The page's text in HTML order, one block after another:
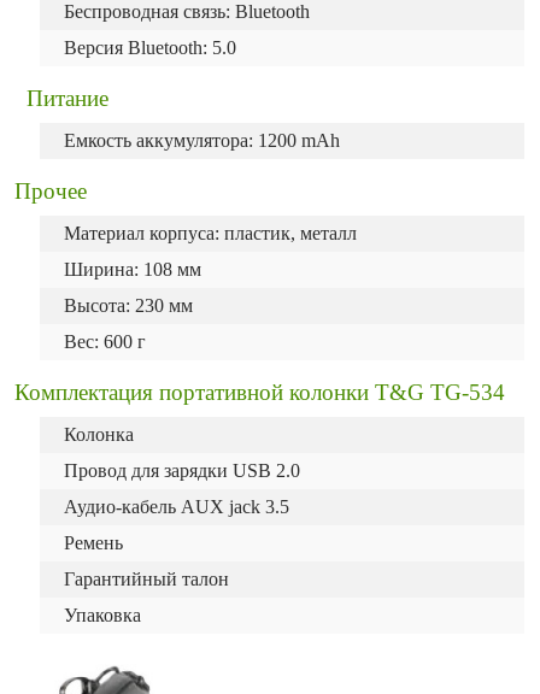
Беспроводная связь: Bluetooth
Версия Bluetooth: 5.0
Питание
Емкость аккумулятора: 1200 mAh
Прочее
Материал корпуса: пластик, металл
Ширина: 108 мм
Высота: 230 мм
Вес: 600 г
Комплектация портативной колонки T&G TG-534
Колонка
Провод для зарядки USB 2.0
Аудио-кабель AUX jack 3.5
Ремень
Гарантийный талон
Упаковка